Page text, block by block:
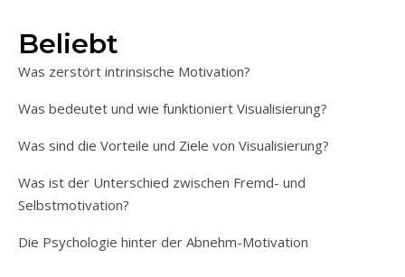
Beliebt
Was zerstört intrinsische Motivation?
Was bedeutet und wie funktioniert Visualisierung?
Was sind die Vorteile und Ziele von Visualisierung?
Was ist der Unterschied zwischen Fremd- und
Selbstmotivation?
Die Psychologie hinter der Abnehm-Motivation